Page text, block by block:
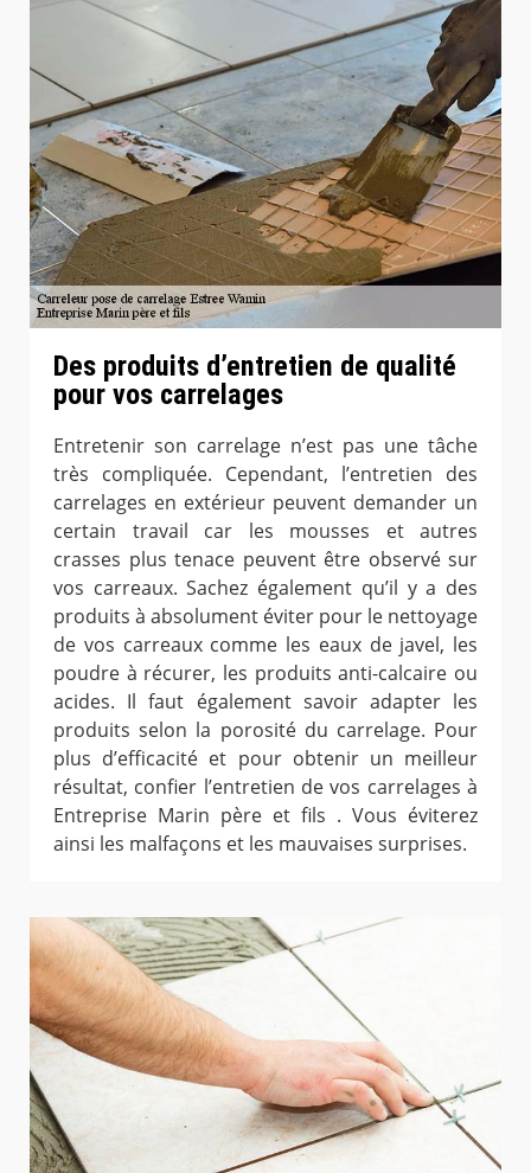
Des produits d’entretien de qualité
pour vos carrelages
Entretenir son carrelage n’est pas une tâche
très compliquée. Cependant, l’entretien des
carrelages en extérieur peuvent demander un
certain travail car les mousses et autres
crasses plus tenace peuvent être observé sur
vos carreaux. Sachez également qu’il y a des
produits à absolument éviter pour le nettoyage
de vos carreaux comme les eaux de javel, les
poudre à récurer, les produits anti-calcaire ou
acides. Il faut également savoir adapter les
produits selon la porosité du carrelage. Pour
plus d’efficacité et pour obtenir un meilleur
résultat, confier l’entretien de vos carrelages à
Entreprise Marin père et fils . Vous éviterez
ainsi les malfaçons et les mauvaises surprises.